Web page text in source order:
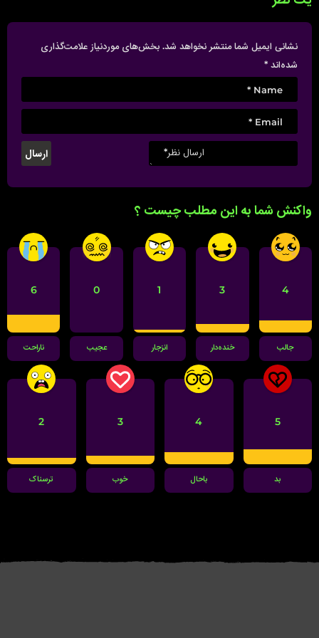
نشانی ایمیل شما منتشر نخواهد شد. بخش‌های موردنیاز علامت‌گذاری
شده‌اند *
واکنش شما به این مطلب چیست ؟
4
جالب
3
خنده‌دار
1
انزجار
0
عجیب
6
ناراحت
5
بد
4
باحال
3
خوب
2
ترسناک